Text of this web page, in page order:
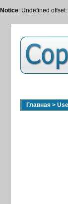
Notice: Undefined
Главная >